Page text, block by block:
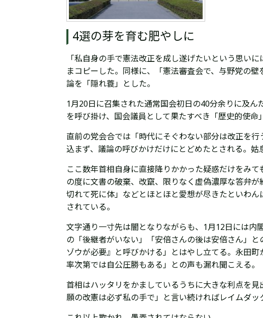
4選の芽を育む肥やしに
「私自身の手で憲法改正を成し遂げたいという思い
まコピーした。同様に、「憲法審査会で、与野党の
論を「隠れ蓑」とした。
1月20日に召集された通常国会初日の40分余りに及
を呼び掛け、国会議員として果たすべき「歴史的使命
直前の党会合では「時代にそぐわない部分は改正を
込まず、議論の呼びかけだけにとどめたとされる。姑
ここ数年首相自身に直接降りかかった疑惑だけをみ
の度に文書の破棄、改竄、限りなく虚偽濃厚な答弁
切れて死に体」などとほとほと愛想が尽きたといわ
されている。
文字通り一寸先は闇となりながらも、1月12日には内
の「後継者がいない」「安倍さんの後は安倍さん」
ゾウが必要』と呼びかける」とはやし立てる。永田
率次第では自公圧勝もある」との声も漏れ聞こえる。
首相はハッタリをかましているうちに大きな利点を
願の改憲は必ず私の手で」と言い続ければレイムダ